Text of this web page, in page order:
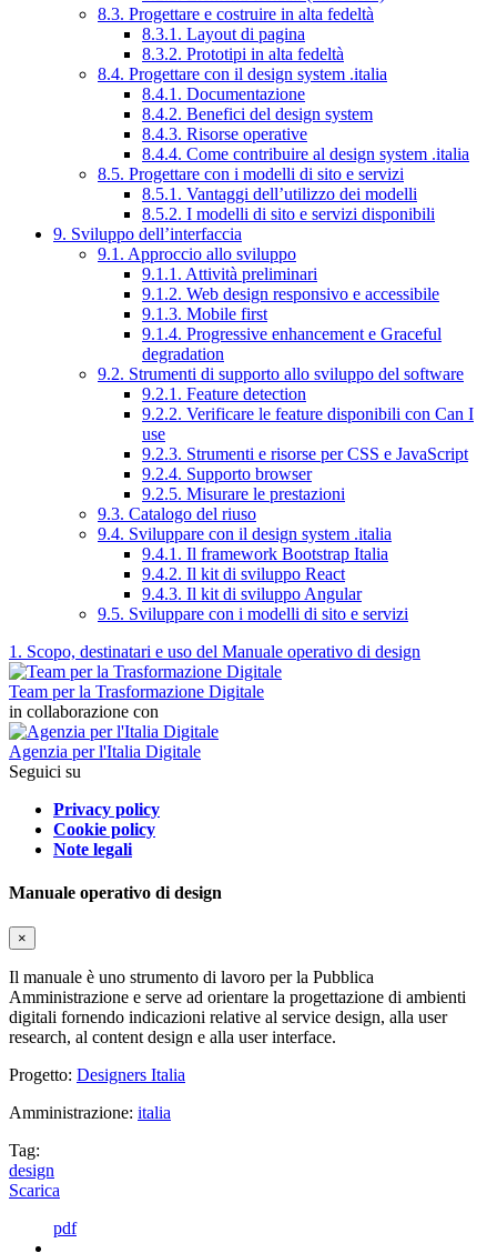
8.3. Progettare e costruire in alta fedeltà
8.3.1. Layout di pagina
8.3.2. Prototipi in alta fedeltà
8.4. Progettare con il design system .italia
8.4.1. Documentazione
8.4.2. Benefici del design system
8.4.3. Risorse operative
8.4.4. Come contribuire al design system .italia
8.5. Progettare con i modelli di sito e servizi
8.5.1. Vantaggi dell’utilizzo dei modelli
8.5.2. I modelli di sito e servizi disponibili
9. Sviluppo dell’interfaccia
9.1. Approccio allo sviluppo
9.1.1. Attività preliminari
9.1.2. Web design responsivo e accessibile
9.1.3. Mobile first
9.1.4. Progressive enhancement e Graceful
degradation
9.2. Strumenti di supporto allo sviluppo del software
9.2.1. Feature detection
9.2.2. Verificare le feature disponibili con Can I
use
9.2.3. Strumenti e risorse per CSS e JavaScript
9.2.4. Supporto browser
9.2.5. Misurare le prestazioni
9.3. Catalogo del riuso
9.4. Sviluppare con il design system .italia
9.4.1. Il framework Bootstrap Italia
9.4.2. Il kit di sviluppo React
9.4.3. Il kit di sviluppo Angular
9.5. Sviluppare con i modelli di sito e servizi
1. Scopo, destinatari e uso del Manuale operativo di design
Team per la Trasformazione Digitale
in collaborazione con
Agenzia per l'Italia Digitale
Seguici su
Privacy policy
Cookie policy
Note legali
Manuale operativo di design
×
Il manuale è uno strumento di lavoro per la Pubblica
Amministrazione e serve ad orientare la progettazione di ambienti
digitali fornendo indicazioni relative al service design, alla user
research, al content design e alla user interface.
Progetto: Designers Italia
Amministrazione: italia
Tag:
design
Scarica
pdf